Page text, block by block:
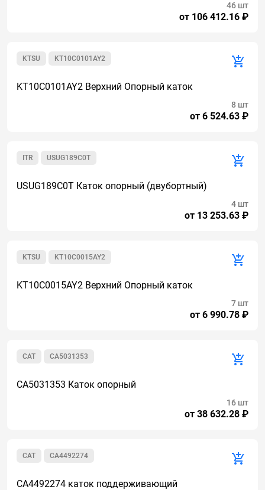
от 106 412.16 ₽
46 шт
KT10C0101AY2
KTSU
KT10C0101AY2 Верхний Опорный каток
от 6 524.63 ₽
8 шт
USUG189C0T
ITR
USUG189C0T Каток опорный (двубортный)
от 13 253.63 ₽
4 шт
KT10C0015AY2
KTSU
KT10C0015AY2 Верхний Опорный каток
от 6 990.78 ₽
7 шт
CA5031353
CAT
CA5031353 Каток опорный
от 38 632.28 ₽
16 шт
CA4492274
CAT
CA4492274 каток поддерживающий